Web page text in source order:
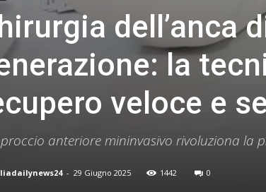
dell’anca
la
veloce e
anteriore mininvasivo rivoluziona la
- 29 Giugno 2025 1442 0